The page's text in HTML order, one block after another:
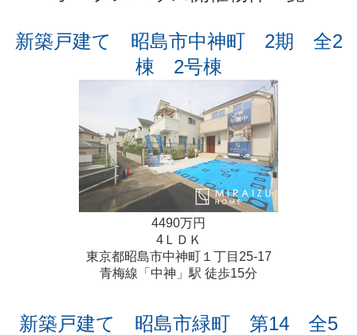
新築戸建て 昭島市中神町 2期 全2
棟 2号棟
4490万円
4ＬＤＫ
東京都昭島市中神町１丁目25-17
青梅線「中神」駅 徒歩15分
新築戸建て 昭島市緑町 第14 全5